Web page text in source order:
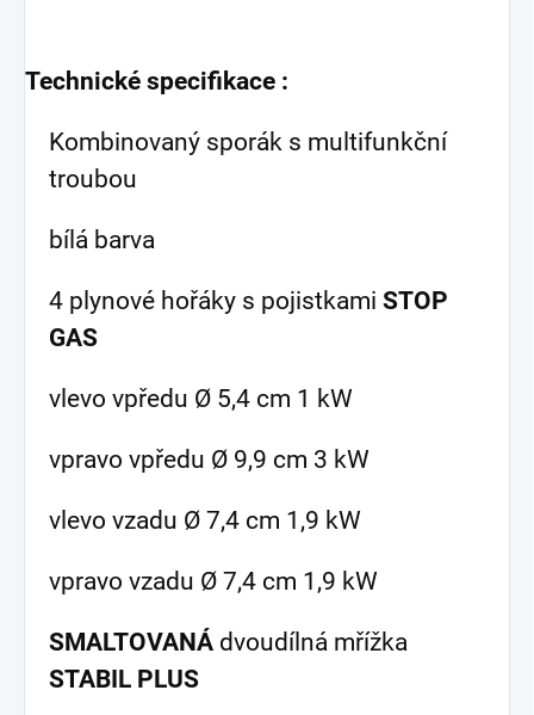
Technické specifikace :
Kombinovaný sporák s multifunkční
troubou
bílá barva
4 plynové hořáky s pojistkami STOP
GAS
vlevo vpředu Ø 5,4 cm 1 kW
vpravo vpředu Ø 9,9 cm 3 kW
vlevo vzadu Ø 7,4 cm 1,9 kW
vpravo vzadu Ø 7,4 cm 1,9 kW
SMALTOVANÁ dvoudílná mřížka
STABIL PLUS